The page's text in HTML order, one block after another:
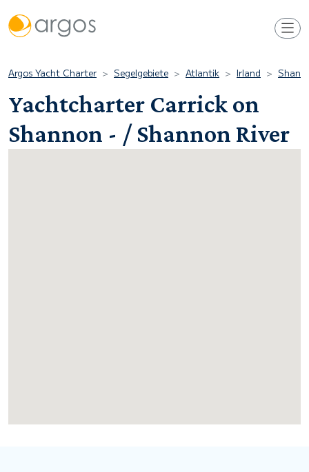
Argos Yacht Charter Segelgebiete Atlantik Irland
Yachtcharter Carrick on
Shannon - / Shannon River